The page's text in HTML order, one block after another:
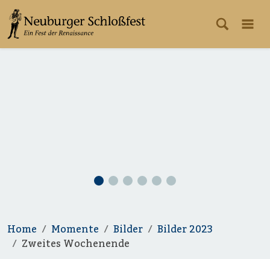
Home Momente Bilder
Bilder 2023
Zweites Wochenende